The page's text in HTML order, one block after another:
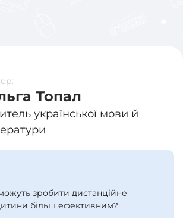
Топал
української мови й
зробити дистанційне
більш ефективним?